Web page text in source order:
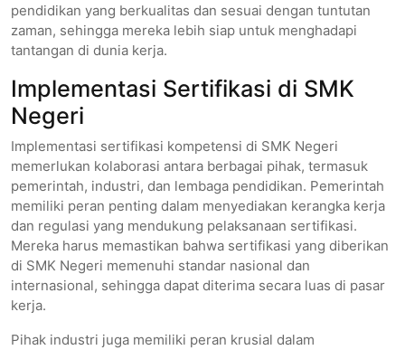
pendidikan yang berkualitas dan sesuai dengan tuntutan
zaman, sehingga mereka lebih siap untuk menghadapi
tantangan di dunia kerja.
Implementasi Sertifikasi di SMK
Negeri
Implementasi sertifikasi kompetensi di SMK Negeri
memerlukan kolaborasi antara berbagai pihak, termasuk
pemerintah, industri, dan lembaga pendidikan. Pemerintah
memiliki peran penting dalam menyediakan kerangka kerja
dan regulasi yang mendukung pelaksanaan sertifikasi.
Mereka harus memastikan bahwa sertifikasi yang diberikan
di SMK Negeri memenuhi standar nasional dan
internasional, sehingga dapat diterima secara luas di pasar
kerja.
Pihak industri juga memiliki peran krusial dalam